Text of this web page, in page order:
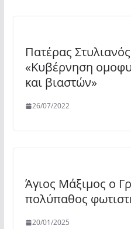
Πατέρας
«Κυβέρνηση
και βιαστών»
26/07/2022
Άγιος Μάξιμος ο
πολύπαθος
20/01/2025